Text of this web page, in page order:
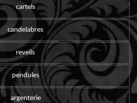
cartels
candelabres
reveils
pendules
argenterie